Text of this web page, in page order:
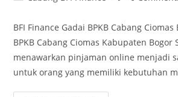
BFI Finance Gadai BPKB Cabang Ciomas
BPKB Cabang Ciomas Kabupaten Bogor
menawarkan pinjaman online menjadi
untuk orang yang memiliki kebutuhan